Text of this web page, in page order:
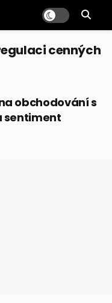
cenných
obchodování s
sentiment